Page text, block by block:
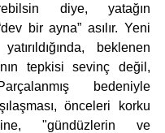
diye, yatağın
bir ayna” asılır. Yeni
beklenen
tepkisi sevinç değil,
bedeniyle
önceleri korku
"gündüzlerin ve